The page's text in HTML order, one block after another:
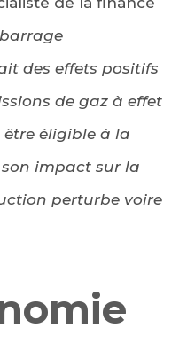
des effets positifs
de gaz à effet
éligible à la
impact sur la
perturbe voire